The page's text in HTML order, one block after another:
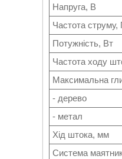
Напруга, В
Частота струму,
Потужність, Вт
Частота ходу
Максимальна
- дерево
- метал
Хід штока, мм
Система